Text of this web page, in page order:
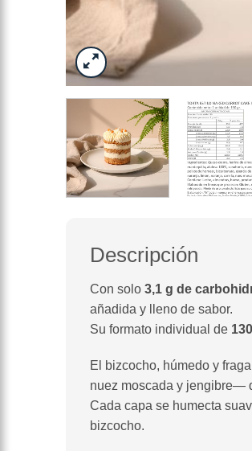
Descripción
Con solo3,1 g de
añadida y lleno de sabor.
Su formato individual de
El bizcocho, húmedo y
nuez moscada y jengibre—
Cada capa se humecta
bizcocho.